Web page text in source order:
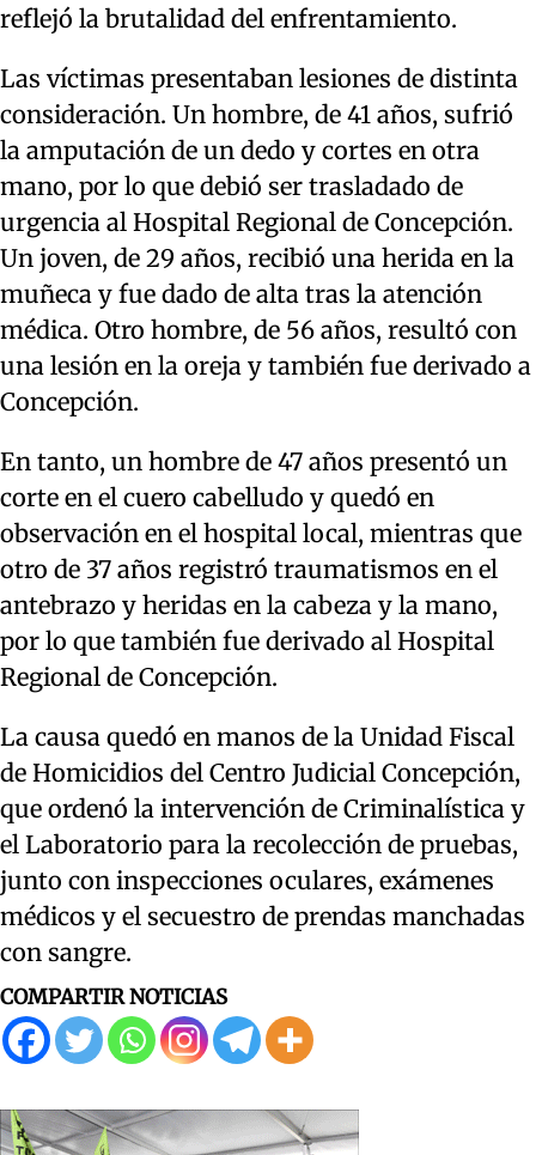
reflejó la brutalidad del enfrentamiento.
Las víctimas presentaban lesiones de distinta
consideración. Un hombre, de 41 años, sufrió
la amputación de un dedo y cortes en otra
mano, por lo que debió ser trasladado de
urgencia al Hospital Regional de Concepción.
Un joven, de 29 años, recibió una herida en la
muñeca y fue dado de alta tras la atención
médica. Otro hombre, de 56 años, resultó con
una lesión en la oreja y también fue derivado a
Concepción.
En tanto, un hombre de 47 años presentó un
corte en el cuero cabelludo y quedó en
observación en el hospital local, mientras que
otro de 37 años registró traumatismos en el
antebrazo y heridas en la cabeza y la mano,
por lo que también fue derivado al Hospital
Regional de Concepción.
La causa quedó en manos de la Unidad Fiscal
de Homicidios del Centro Judicial Concepción,
que ordenó la intervención de Criminalística y
el Laboratorio para la recolección de pruebas,
junto con inspecciones oculares, exámenes
médicos y el secuestro de prendas manchadas
con sangre.
COMPARTIR NOTICIAS